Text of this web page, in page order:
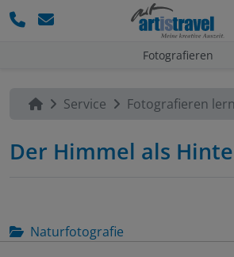
Fotografieren
Service Fotografieren
Der Himmel als
Naturfotografie